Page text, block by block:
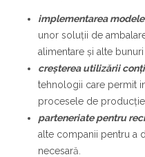
implementarea
unor soluții de
alimentare și alte
creșterea utilizării
tehnologii care permit
procesele de producție.
parteneriate pentru
alte companii pentru a
necesară.